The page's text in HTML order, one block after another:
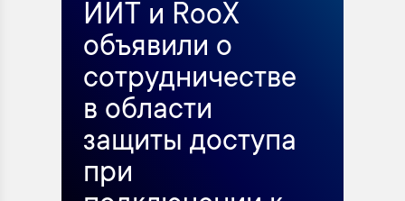
ИИТ и RooX
объявили о
сотрудничестве
в области
защиты доступа
при